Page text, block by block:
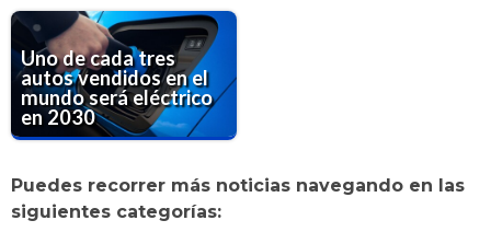
Uno de cada tres
autos vendidos en el
mundo será eléctrico
en 2030
Puedes recorrer más noticias navegando en las
siguientes categorías: